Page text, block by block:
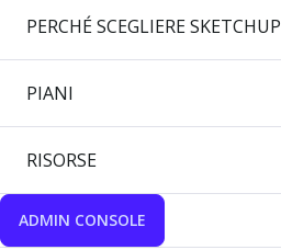
PERCHÉ SCEGLIERE SKETCHUP
PIANI
RISORSE
ADMIN CONSOLE